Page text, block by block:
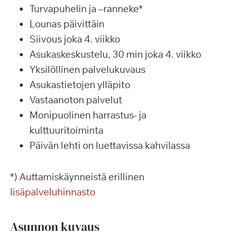
Turvapuhelin ja –ranneke*
Lounas päivittäin
Siivous joka 4. viikko
Asukaskeskustelu, 30 min joka 4. viikko
Yksilöllinen palvelukuvaus
Asukastietojen ylläpito
Vastaanoton palvelut
Monipuolinen harrastus- ja
kulttuuritoiminta
Päivän lehti on luettavissa kahvilassa
*) Auttamiskäynneistä erillinen
lisäpalveluhinnasto
Asunnon kuvaus